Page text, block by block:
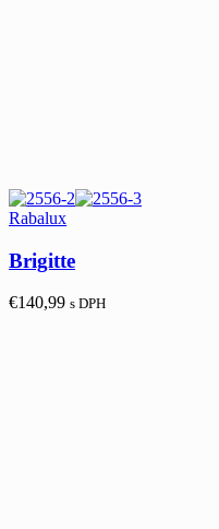
Rabalux
Brigitte
€140,99 s DPH